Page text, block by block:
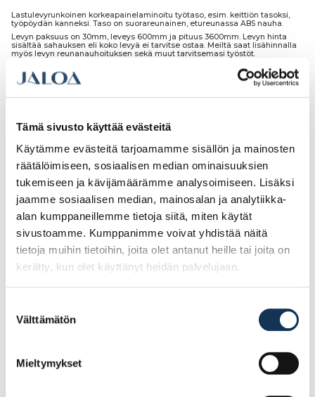
Tämä sivusto käyttää evästeitä
Käytämme evästeitä tarjoamamme sisällön ja mainosten
räätälöimiseen, sosiaalisen median ominaisuuksien
tukemiseen ja kävijämäärämme analysoimiseen. Lisäksi
jaamme sosiaalisen median, mainosalan ja analytiikka-
alan kumppaneillemme tietoja siitä, miten käytät
sivustoamme. Kumppanimme voivat yhdistää näitä
tietoja muihin tietoihin, joita olet antanut heille tai joita on
kerätty, kun olet käyttänyt heidän palvelujaan.
valinta
Välttämätön
Mieltymykset
Lastulevyrunkoinen korkeapainelaminoitu työtaso, esim. keittiön tasoksi,
työpöydän kanneksi. Taso on suorareunainen, etureunassa ABS nauha.
Levyn paksuus on 30mm, leveys 600mm ja pituus 3600mm. Levyn hinta
sisältää sahauksen eli koko levyä ei tarvitse ostaa. Meiltä saat lisähinnalla
myös levyn reunanauhoituksen sekä muut tarvitsemasi työstöt.
Tutustu myös
€/jm